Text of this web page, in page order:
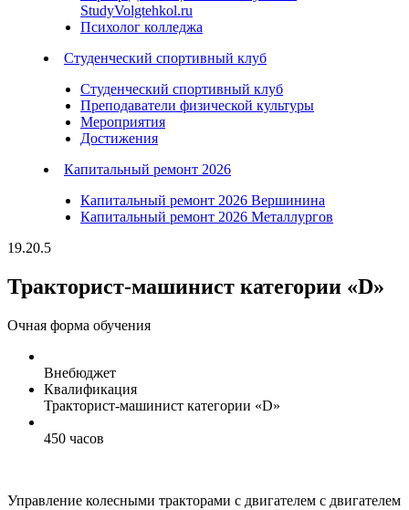
StudyVolgtehkol.ru
Психолог колледжа
Студенческий спортивный клуб
Студенческий спортивный клуб
Преподаватели физической культуры
Мероприятия
Достижения
Капитальный ремонт 2026
Капитальный ремонт 2026 Вершинина
Капитальный ремонт 2026 Металлургов
19.20.5
Тракторист-машинист категории «D»
Очная форма обучения
Внебюджет
Квалификация
Тракторист-машинист категории «D»
450 часов
Управление колесными тракторами с двигателем с двигателем